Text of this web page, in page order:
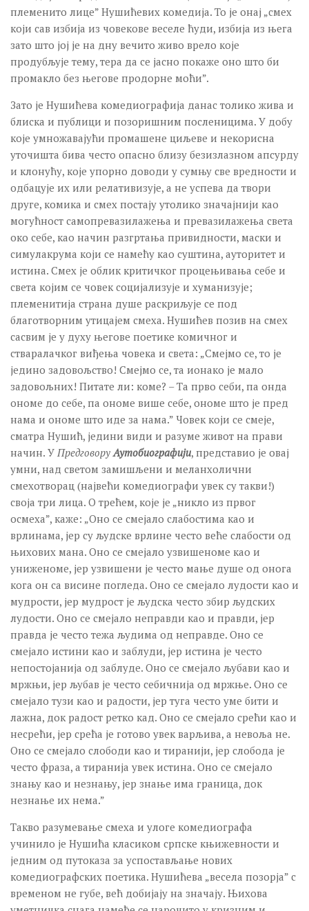
племенито лице” Нушићевих комедија. То је онај „смех
који сав избија из човекове веселе ћуди, избија из њега
зато што јој је на дну вечито живо врело које
продубљује тему, тера да се јасно покаже оно што би
промакло без његове продорне моћи”.
Зато је Нушићева комедиографија данас толико жива и
блиска и публици и позоришним посленицима. У добу
које умножавајући промашене циљеве и некорисна
уточишта бива често опасно близу безизлазном апсурду
и клонућу, које упорно доводи у сумњу све вредности и
одбацује их или релативизује, а не успева да твори
друге, комика и смех постају утолико значајнији као
могућност самопревазилажења и превазилажења света
око себе, као начин разгртања привидности, маски и
симулакрума који се намећу као суштина, ауторитет и
истина. Смех је облик критичког процењивања себе и
света којим се човек социјализује и хуманизује;
племенитија страна душе раскриљује се под
благотворним утицајем смеха. Нушићев позив на смех
сасвим је у духу његове поетике комичног и
стваралачког виђења човека и света: „Смејмо се, то је
једино задовољство! Смејмо се, та ионако је мало
задовољних! Питате ли: коме? – Та прво себи, па онда
ономе до себе, па ономе више себе, ономе што је пред
нама и ономе што иде за нама.” Човек који се смеје,
сматра Нушић, једини види и разуме живот на прави
начин. У ПредговоруАутобиографији, представио је овај
умни, над светом замишљени и меланхолични
смехотворац (највећи комедиографи увек су такви!)
своја три лица. О трећем, које је „никло из првог
осмеха”, каже: „Оно се смејало слабостима као и
врлинама, јер су људске врлине често веће слабости од
њихових мана. Оно се смејало узвишеноме као и
униженоме, јер узвишени је често мање душе од онога
кога он са висине погледа. Оно се смејало лудости као и
мудрости, јер мудрост је људска често збир људских
лудости. Оно се смејало неправди као и правди, јер
правда је често тежа људима од неправде. Оно се
смејало истини као и заблуди, јер истина је често
непостојанија од заблуде. Оно се смејало љубави као и
мржњи, јер љубав је често себичнија од мржње. Оно се
смејало тузи као и радости, јер туга често уме бити и
лажна, док радост ретко кад. Оно се смејало срећи као и
несрећи, јер срећа је готово увек варљива, а невоља не.
Оно се смејало слободи као и тиранији, јер слобода је
често фраза, а тиранија увек истина. Оно се смејало
знању као и незнању, јер знање има граница, док
незнање их нема.”
Такво разумевање смеха и улоге комедиографа
учинило је Нушића класиком српске књижевности и
једним од путоказа за успостављање нових
комедиографских поетика. Нушићева „весела позорја” с
временом не губе, већ добијају на значају. Њихова